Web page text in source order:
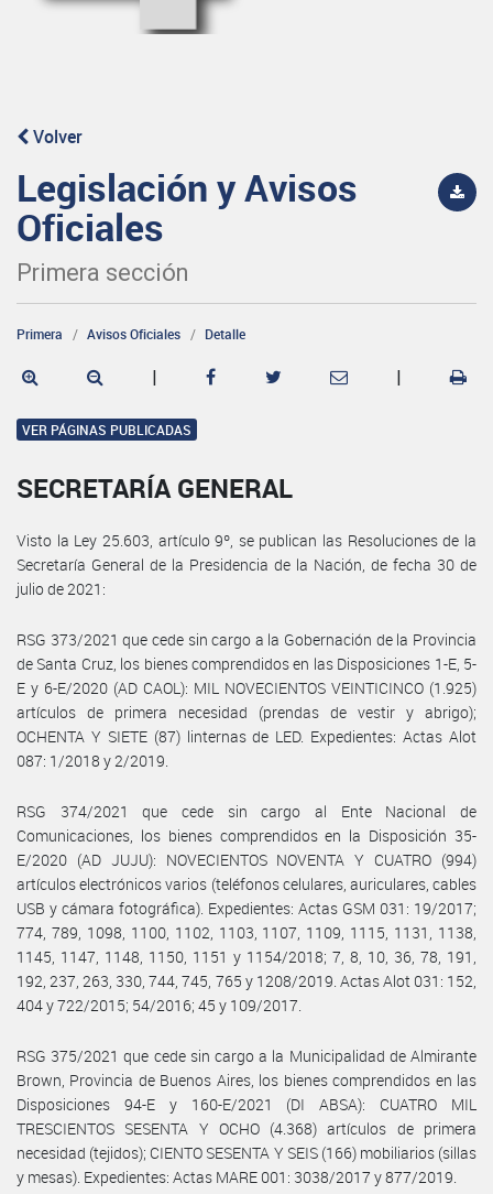
Volver
Legislación y Avisos
Oficiales
Primera sección
Primera Avisos Oficiales Detalle
| |
VER PÁGINAS PUBLICADAS
SECRETARÍA GENERAL
Visto la Ley 25.603, artículo 9º, se publican las Resoluciones de la
Secretaría General de la Presidencia de la Nación, de fecha 30 de
julio de 2021:
RSG 373/2021 que cede sin cargo a la Gobernación de la Provincia
de Santa Cruz, los bienes comprendidos en las Disposiciones 1-E, 5-
E y 6-E/2020 (AD CAOL): MIL NOVECIENTOS VEINTICINCO (1.925)
artículos de primera necesidad (prendas de vestir y abrigo);
OCHENTA Y SIETE (87) linternas de LED. Expedientes: Actas Alot
087: 1/2018 y 2/2019.
RSG 374/2021 que cede sin cargo al Ente Nacional de
Comunicaciones, los bienes comprendidos en la Disposición 35-
E/2020 (AD JUJU): NOVECIENTOS NOVENTA Y CUATRO (994)
artículos electrónicos varios (teléfonos celulares, auriculares, cables
USB y cámara fotográfica). Expedientes: Actas GSM 031: 19/2017;
774, 789, 1098, 1100, 1102, 1103, 1107, 1109, 1115, 1131, 1138,
1145, 1147, 1148, 1150, 1151 y 1154/2018; 7, 8, 10, 36, 78, 191,
192, 237, 263, 330, 744, 745, 765 y 1208/2019. Actas Alot 031: 152,
404 y 722/2015; 54/2016; 45 y 109/2017.
RSG 375/2021 que cede sin cargo a la Municipalidad de Almirante
Brown, Provincia de Buenos Aires, los bienes comprendidos en las
Disposiciones 94-E y 160-E/2021 (DI ABSA): CUATRO MIL
TRESCIENTOS SESENTA Y OCHO (4.368) artículos de primera
necesidad (tejidos); CIENTO SESENTA Y SEIS (166) mobiliarios (sillas
y mesas). Expedientes: Actas MARE 001: 3038/2017 y 877/2019.